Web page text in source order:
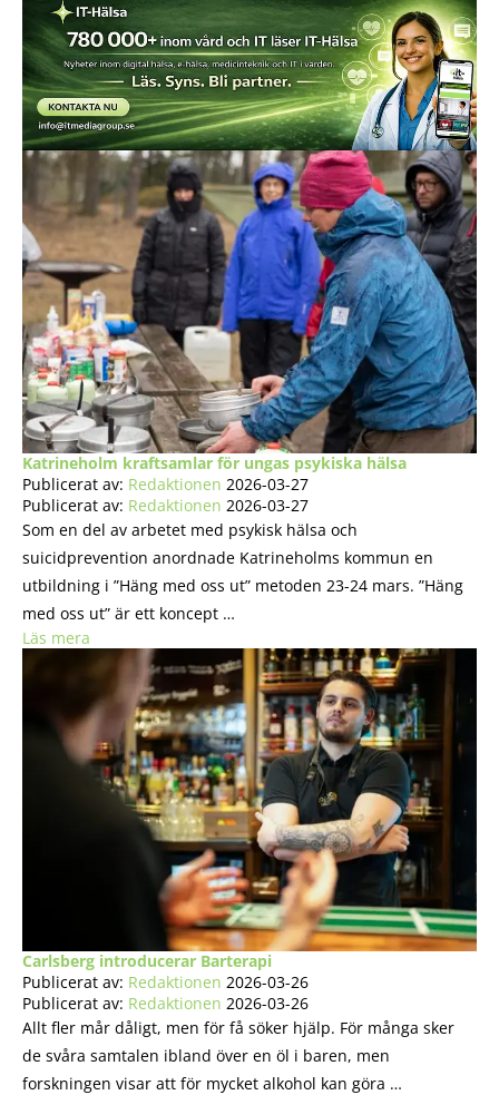
Katrineholm kraftsamlar för ungas psykiska hälsa
Publicerat av: Redaktionen 2026-03-27
Publicerat av: Redaktionen 2026-03-27
Som en del av arbetet med psykisk hälsa och
suicidprevention anordnade Katrineholms kommun en
utbildning i ”Häng med oss ut” metoden 23-24 mars. ”Häng
med oss ut” är ett koncept …
Läs mera
Carlsberg introducerar Barterapi
Publicerat av: Redaktionen 2026-03-26
Publicerat av: Redaktionen 2026-03-26
Allt fler mår dåligt, men för få söker hjälp. För många sker
de svåra samtalen ibland över en öl i baren, men
forskningen visar att för mycket alkohol kan göra …